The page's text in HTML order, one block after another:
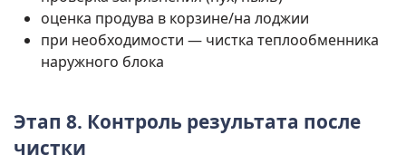
оценка продува в корзине/на лоджии
при необходимости — чистка теплообменника
наружного блока
Этап 8. Контроль результата после
чистки